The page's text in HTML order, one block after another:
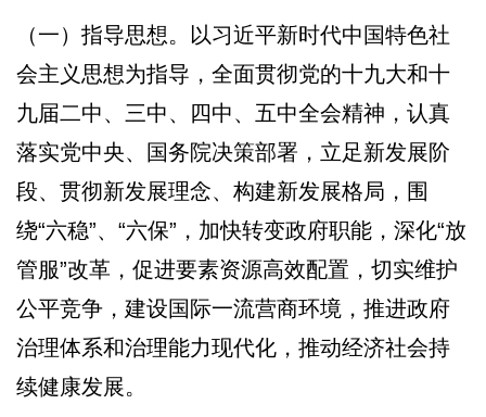
（一）指导思想。以习近平新时代中国特色社
会主义思想为指导，全面贯彻党的十九大和十
九届二中、三中、四中、五中全会精神，认真
落实党中央、国务院决策部署，立足新发展阶
段、贯彻新发展理念、构建新发展格局，围
绕“六稳”、“六保”，加快转变政府职能，深化“放
管服”改革，促进要素资源高效配置，切实维护
公平竞争，建设国际一流营商环境，推进政府
治理体系和治理能力现代化，推动经济社会持
续健康发展。